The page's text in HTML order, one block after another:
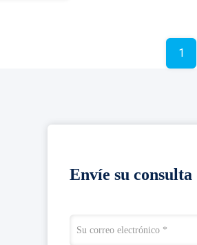
1
Envíe su